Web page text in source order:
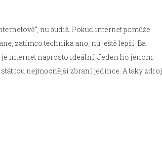
nu budiž. Pokud internet pomůže
zatímco technika ano, nu ještě lepší. Ba
internet naprosto ideální. Jeden ho jenom
tou nejmocnější zbraní jedince. A taky zdroj